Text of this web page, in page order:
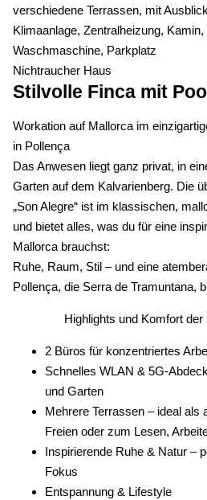
verschiedene Terrassen, mit Ausblick
Klimaanlage, Zentralheizung,
Waschmaschine, Parkplatz
Nichtraucher Haus
Stilvolle Finca mit
Workation auf Mallorca im
in Pollença
Das Anwesen liegt ganz privat, in
Garten auf dem Kalvarienberg. Die
„Son Alegre“ ist im klassischen,
und bietet alles, was du für eine
Mallorca brauchst:
Ruhe, Raum, Stil – und eine
Pollença, die Serra de Tramuntana,
Highlights und Komfort
2 Büros für konzentriertes
Schnelles WLAN & 5G-
und Garten
Mehrere Terrassen – ideal als
Freien oder zum Lesen,
Inspirierende Ruhe & Natur –
Fokus
Entspannung & Lifestyle